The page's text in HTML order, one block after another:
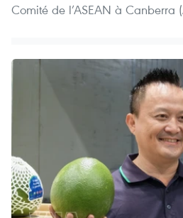
Comité de l’ASEAN à Canberra